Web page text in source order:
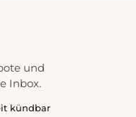
und
Inbox.
kündbar